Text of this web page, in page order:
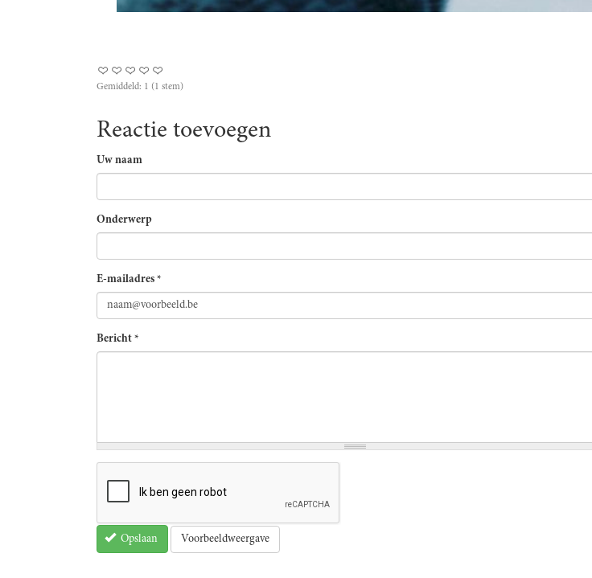
Gemiddeld: 1 (1 stem)
Reactie toevoegen
Uw naam
Onderwerp
E-mailadres *
Bericht *
Opslaan Voorbeeldweergave